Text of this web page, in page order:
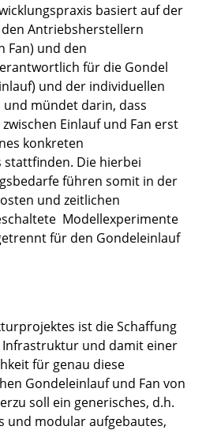
basiert auf der
Antriebsherstellern
Fan) und den
für die Gondel
und der individuellen
mündet darin, dass
Einlauf und Fan erst
konkreten
stattfinden. Die hierbei
führen somit in der
und zeitlichen
Modellexperimente
für den Gondeleinlauf
ist die Schaffung
und damit einer
für genau diese
Gondeleinlauf und Fan von
soll ein generisches, d.h.
und modular aufgebautes,